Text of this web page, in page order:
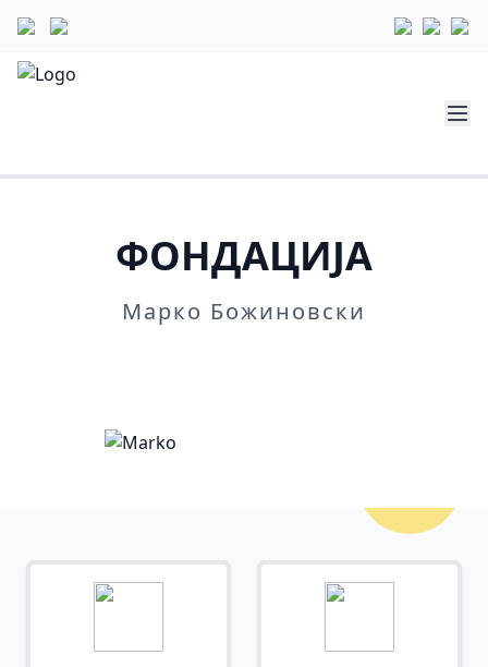
ФОНДАЦИЈА
Марко Божиновски